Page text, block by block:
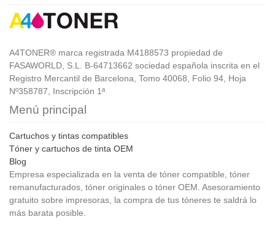
A4TONER® marca registrada M4188573 propiedad de
FASAWORLD, S.L. B-64713662 sociedad española inscrita en el
Registro Mercantil de Barcelona, Tomo 40068, Folio 94, Hoja
Nº358787, Inscripción 1ª
Menú principal
Cartuchos y tintas compatibles
Tóner y cartuchos de tinta OEM
Blog
Empresa especializada en la venta de tóner compatible, tóner
remanufacturados, tóner originales o tóner OEM. Asesoramiento
gratuito sobre impresoras, la compra de tus tóneres te saldrá lo
más barata posible.